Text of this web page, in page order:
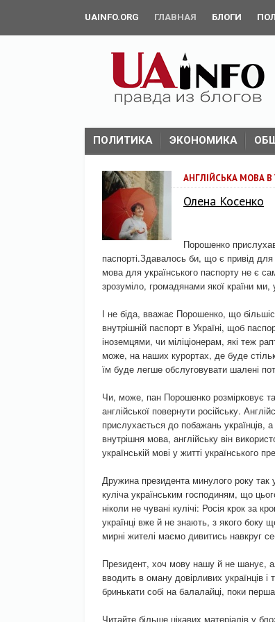
UAINFO.ORG ГЛАВНАЯ БЛОГИ
ПОЛИТИКА ЭКОНОМИКА
АНГЛІЙСЬКА МОВА В
Олена Косенко
Порошенко
паспорті.Здавалось би, що є привід
мова для українського паспорту не є
зрозуміло, громадянами якої країни
І не біда, вважає Порошенко, що
внутрішній паспорт в Україні, щоб
іноземцями, чи міліціонерам, які теж
може, на наших курортах, де буде
їм буде легше обслуговувати шалені
Чи, може, пан Порошенко розмірковує
англійської повернути російську.
прислухається до побажань українців,
внутрішня мова, англійську він
українській мові у житті українського
Дружина президента минулого року так
куліча українським господиням, що
ніколи не чувані кулічі: Росія крок за
українці вже й не знають, з якого боку
мирні жителі маємо дивитись навкруг
Президент, хоч мову нашу й не шанує,
вводить в оману довірливих українців
бринькати собі на балалайці, поки
Читайте більше цікавих матеріалів у